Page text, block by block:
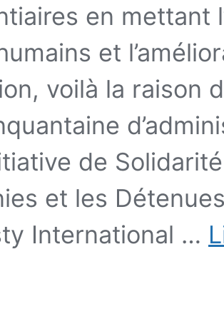
en mettant
et
voilà la raison
de
et les
International …